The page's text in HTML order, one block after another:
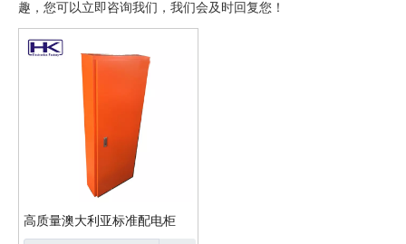
趣，您可以立即咨询我们，我们会及时回复您！
高质量澳大利亚标准配电柜